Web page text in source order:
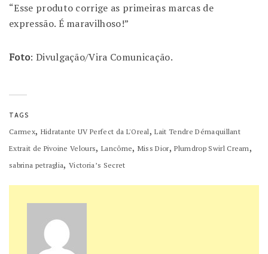
“Esse produto corrige as primeiras marcas de
expressão. É maravilhoso!”
Foto: Divulgação/Vira Comunicação.
TAGS
Carmex, Hidratante UV Perfect da L'Oreal,Lait Tendre Démaquillant
Extrait de Pivoine Velours, Lancôme, Miss Dior,Plumdrop Swirl Cream,
sabrina petraglia,Victoria’s Secret